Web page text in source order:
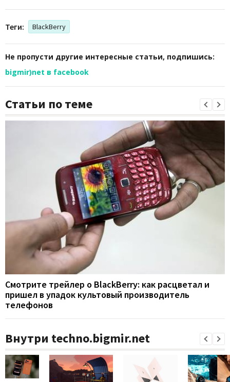
Теги: BlackBerry
Не пропусти другие интересные статьи, подпишись:
bigmir)net в facebook
Статьи по теме
Смотрите трейлер о BlackBerry: как расцветал и
пришел в упадок культовый производитель
телефонов
Внутри techno.bigmir.net